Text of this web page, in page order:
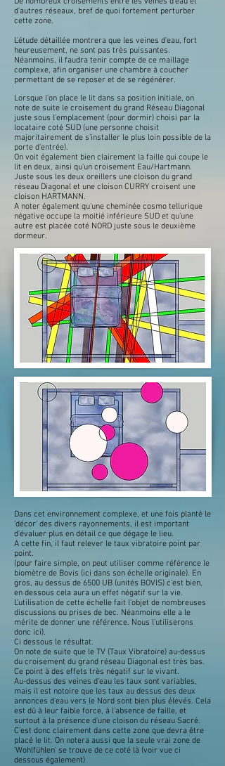
d'autres réseaux, bref de quoi fortement perturber
cette zone.
L'étude détaillée montrera que les veines d'eau, fort
heureusement, ne sont pas très puissantes.
Néanmoins, il faudra tenir compte de ce maillage
complexe, afin organiser une chambre à coucher
permettant de se reposer et de se régénérer.
Lorsque l'on place le lit dans sa position initiale, on
note de suite le croisement du grand Réseau Diagonal
juste sous l'emplacement (pour dormir) choisi par la
locataire coté SUD (une personne choisit
majoritairement de s'installer le plus loin possible de la
porte d'entrée).
On voit également bien clairement la faille qui coupe le
lit en deux, ainsi qu'un croisement Eau/Hartmann.
Juste sous les deux oreillers une cloison du grand
réseau Diagonal et une cloison CURRY croisent une
cloison HARTMANN.
A noter également qu'une cheminée cosmo tellurique
négative occupe la moitié inférieure SUD et qu'une
autre est placée coté NORD juste sous le deuxième
dormeur.
Dans cet environnement complexe, et une fois planté le
'décor' des divers rayonnements, il est important
d'évaluer plus en détail ce que dégage le lieu.
A cette fin, il faut relever le taux vibratoire point par
point.
(pour faire simple, on peut utiliser comme référence le
biomètre de Bovis (ici dans son échelle originale). En
gros, au dessus de 6500 UB (unités BOVIS) c'est bien,
en dessous cela aura un effet négatif sur la vie.
L'utilisation de cette échelle fait l'objet de nombreuses
discussions ou prises de bec. Néanmoins elle a le
mérite de donner une référence. Nous l'utiliserons
donc ici).
Ci dessous le résultat.
On note de suite que le TV (Taux Vibratoire) au-dessus
du croisement du grand réseau Diagonal est très bas.
Ce point à des effets très négatif sur le vivant.
Au-dessus des veines d'eau les taux sont variables,
mais il est notoire que les taux au dessus des deux
annonces d'eau vers le Nord sont bien plus élevés. Cela
est dû à leur faible force, à l'absence de faille, et
surtout à la présence d'une cloison du réseau Sacré.
C'est donc clairement dans cette zone que devra être
placé le lit. On notera aussi que la seule vrai zone de
'Wohlfühlen' se trouve de ce coté là (voir vue ci
dessous également)